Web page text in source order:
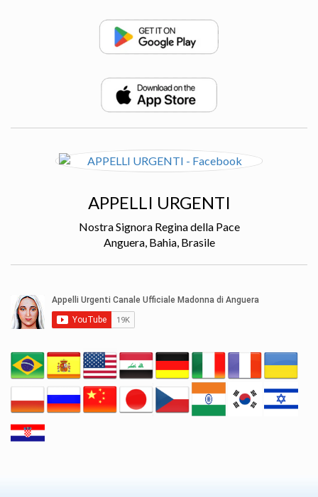
APPELLI URGENTI
Nostra Signora Regina della Pace
Anguera, Bahia, Brasile